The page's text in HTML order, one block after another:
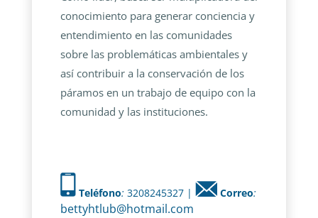
conocimiento para generar conciencia y
entendimiento en las comunidades
sobre las problemáticas ambientales y
así contribuir a la conservación de los
páramos en un trabajo de equipo con la
comunidad y las instituciones.
Teléfono: 3208245327 | Correo:
bettyhtlub@hotmail.com